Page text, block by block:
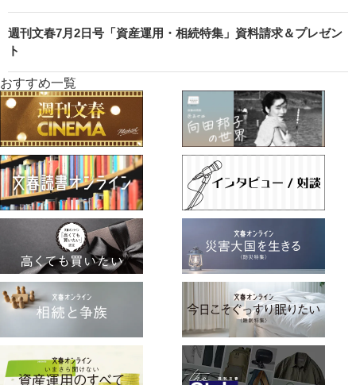
週刊文春7月2日号「資産運用・相続特集」資料請求＆プレゼン
ト
おすすめ一覧